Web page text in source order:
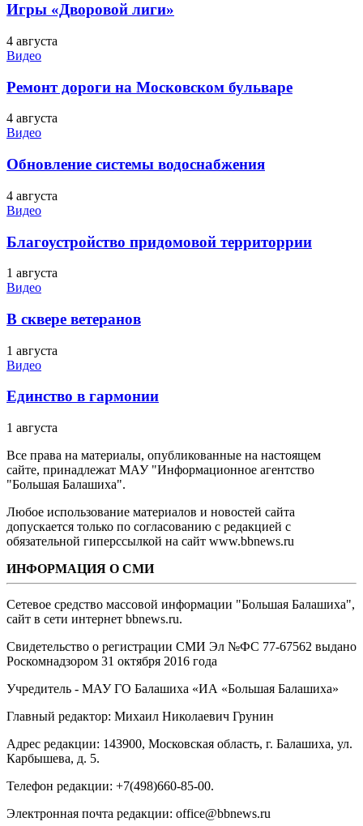
Игры «Дворовой лиги»
4 августа
Видео
Ремонт дороги на Московском бульваре
4 августа
Видео
Обновление системы водоснабжения
4 августа
Видео
Благоустройство придомовой территоррии
1 августа
Видео
В сквере ветеранов
1 августа
Видео
Единство в гармонии
1 августа
Все права на материалы, опубликованные на настоящем
сайте, принадлежат МАУ "Информационное агентство
"Большая Балашиха".
Любое использование материалов и новостей сайта
допускается только по согласованию с редакцией с
обязательной гиперссылкой на сайт www.bbnews.ru
ИНФОРМАЦИЯ О СМИ
Сетевое средство массовой информации "Большая Балашиха",
сайт в сети интернет bbnews.ru.
Свидетельство о регистрации СМИ Эл №ФС ‎77-67562 выдано
Роскомнадзором 31 октября 2016 года
Учредитель - МАУ ГО Балашиха «ИА «Большая Балашиха»
Главный редактор: Михаил Николаевич Грунин
Адрес редакции: 143900, Московская область, г. Балашиха, ул.
Карбышева, д. 5.
Телефон редакции: +7(498)660-85-00.
Электронная почта редакции: office@bbnews.ru